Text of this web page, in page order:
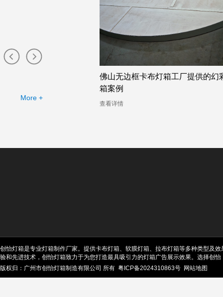
More +
珠海卡布灯箱店的幻彩灯箱助力广
司的定制需求
查看详情
创怡灯箱是专业灯箱制作厂家。提供卡布灯箱、软膜灯箱、拉布灯箱等多种类型及
验和先进技术，创怡灯箱致力于为您打造最具吸引力的灯箱广告展示效果。选择创怡
版权归：广州市创怡灯箱制造有限公司 所有 粤ICP备2024310863号 网站地图